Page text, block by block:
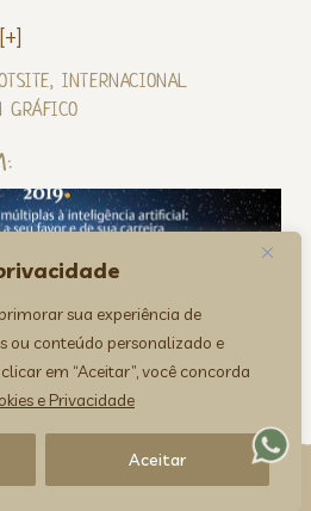
sua experiência de
ou conteúdo personalizado e
em “Aceitar”, você concorda
e Privacidade
Aceitar
,INTERNACIONAL
GRÁFICO
><(((º> 17